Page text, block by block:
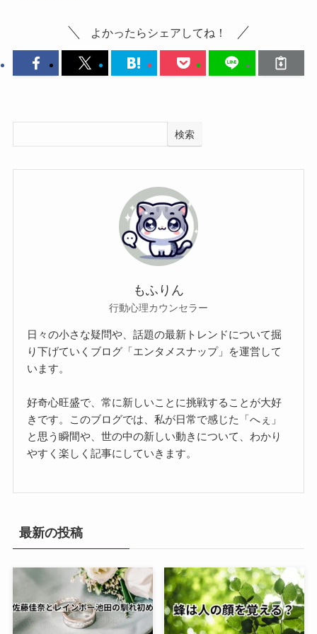
よかったらシェアしてね！
検索
もふりん
行動心理カウンセラー
日々の小さな疑問や、話題の最新トレンドについて掘
り下げていくブログ「エンタメスナップ」を運営して
います。
好奇心旺盛で、常に新しいことに挑戦することが大好
きです。このブログでは、私が日常で感じた「へぇ」
と思う瞬間や、世の中の新しい動きについて、わかり
やすく楽しく記事にしていきます。
最新の投稿